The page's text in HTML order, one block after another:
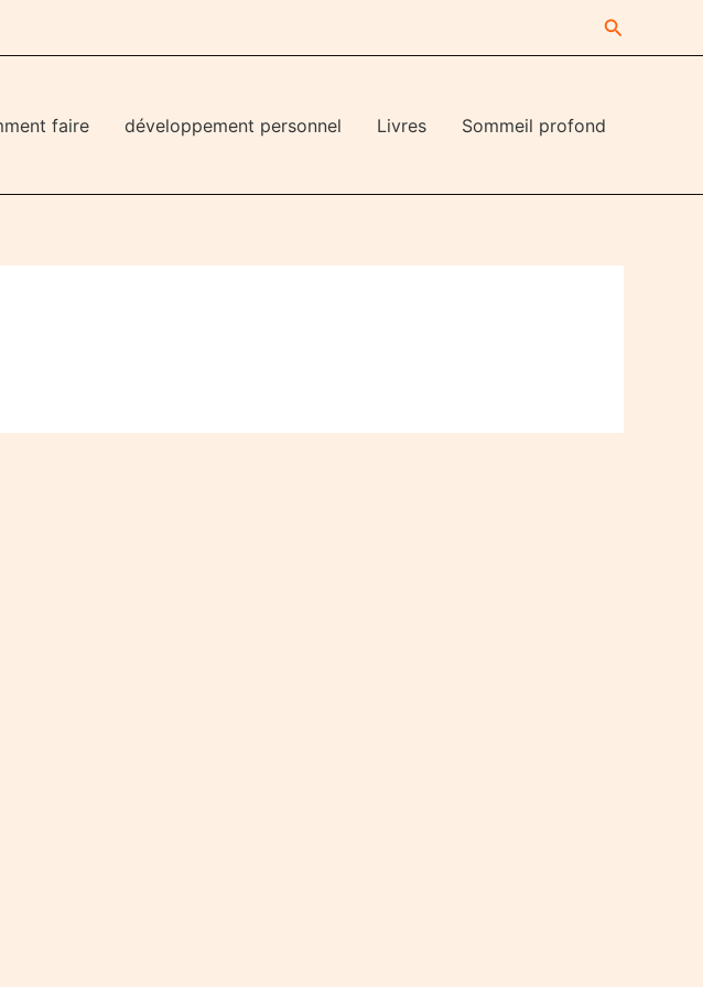
faire développement personnel Livres Sommeil profond